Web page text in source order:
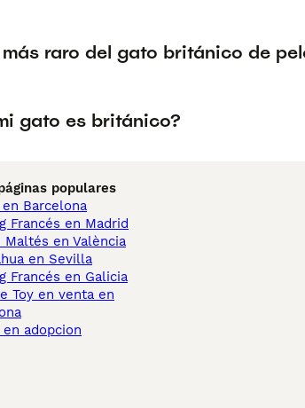
raro del gato británico de
gato es británico?
populares
Barcelona
Francés en Madrid
Maltés en València
en Sevilla
Francés en Galicia
Toy en venta en
en adopcion